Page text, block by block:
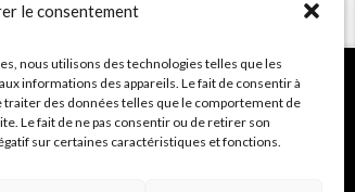
le consentement
nous utilisons des technologies telles que les
informations des appareils. Le fait de consentir à
des données telles que le comportement de
Le fait de ne pas consentir ou de retirer son
sur certaines caractéristiques et fonctions.